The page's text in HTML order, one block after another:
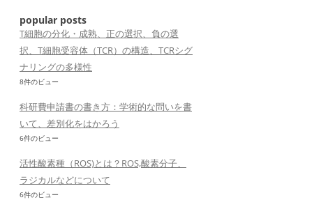
popular posts
T細胞の分化・成熟、正の選択、負の選
択、T細胞受容体（TCR）の構造、TCRシグ
ナリングの多様性
8件のビュー
科研費申請書の書き方：学術的な問いを書
いて、差別化をはかろう
6件のビュー
活性酸素種（ROS)とは？ROS,酸素分子、
ラジカルなどについて
6件のビュー